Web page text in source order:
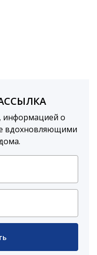
информацией о
вдохновляющими